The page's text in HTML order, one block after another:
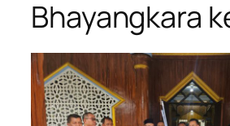
Bhayangkara